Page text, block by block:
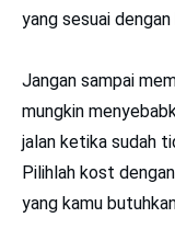
yang sesuai
Jangan sampai
mungkin
jalan ketika sudah
Pilihlah kost
yang kamu